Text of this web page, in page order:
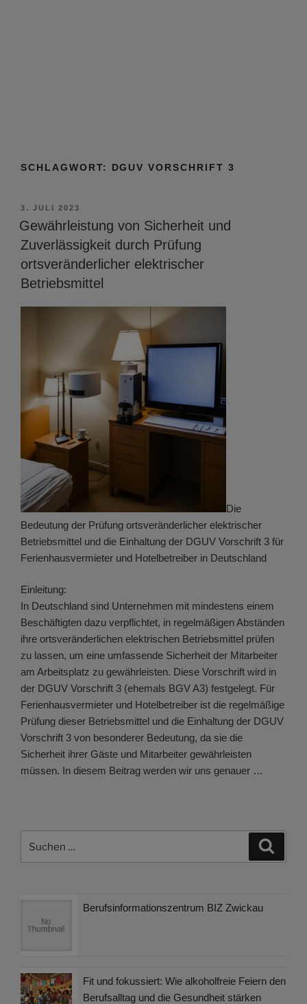
SCHLAGWORT: DGUV VORSCHRIFT 3
VERÖFFENTLICHT
AM
3. JULI 2023
Gewährleistung von Sicherheit und
Zuverlässigkeit durch Prüfung
ortsveränderlicher elektrischer
Betriebsmittel
Die
Bedeutung der Prüfung ortsveränderlicher elektrischer
Betriebsmittel und die Einhaltung der DGUV Vorschrift 3 für
Ferienhausvermieter und Hotelbetreiber in Deutschland
Einleitung:
In Deutschland sind Unternehmen mit mindestens einem
Beschäftigten dazu verpflichtet, in regelmäßigen Abständen
ihre ortsveränderlichen elektrischen Betriebsmittel prüfen
zu lassen, um eine umfassende Sicherheit der Mitarbeiter
am Arbeitsplatz zu gewährleisten. Diese Vorschrift wird in
der DGUV Vorschrift 3 (ehemals BGV A3) festgelegt. Für
Ferienhausvermieter und Hotelbetreiber ist die regelmäßige
Prüfung dieser Betriebsmittel und die Einhaltung der DGUV
Vorschrift 3 von besonderer Bedeutung, da sie die
Sicherheit ihrer Gäste und Mitarbeiter gewährleisten
müssen. In diesem Beitrag werden wir uns genauer …
nach:
Berufsinformationszentrum BIZ Zwickau
Fit und fokussiert: Wie alkoholfreie Feiern den
Berufsalltag und die Gesundheit stärken